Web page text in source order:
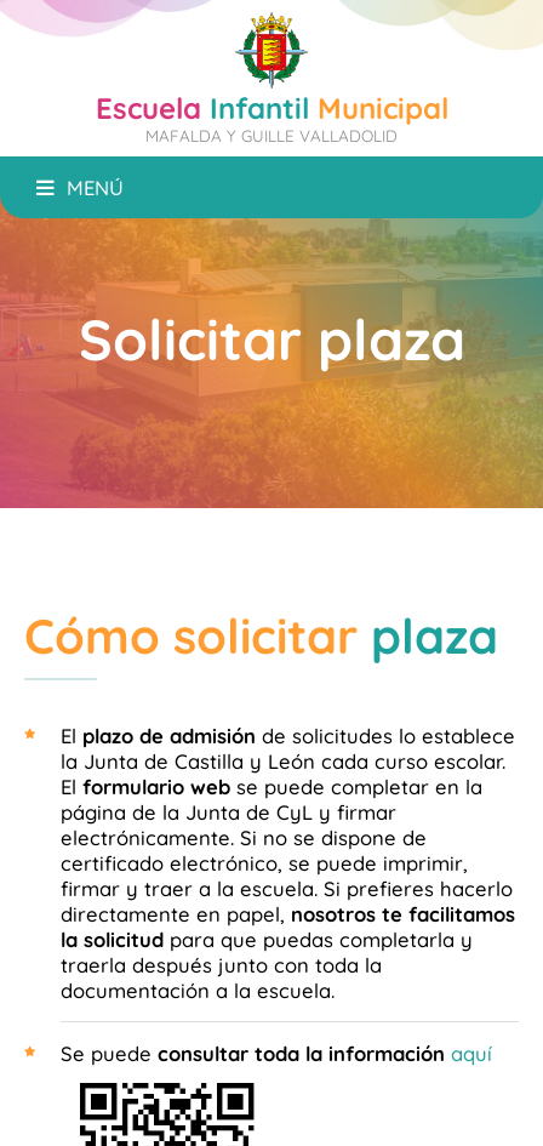
Escuela Infantil Municipal
MAFALDA Y GUILLE VALLADOLID
MENÚ
Solicitar plaza
Cómo solicitar plaza
El plazo de admisión de solicitudes lo establece
la Junta de Castilla y León cada curso escolar.
El formulario web se puede completar en la
página de la Junta de CyL y firmar
electrónicamente. Si no se dispone de
certificado electrónico, se puede imprimir,
firmar y traer a la escuela. Si prefieres hacerlo
directamente en papel, nosotros te facilitamos
la solicitud para que puedas completarla y
traerla después junto con toda la
documentación a la escuela.
Se puede consultar toda la información aquí